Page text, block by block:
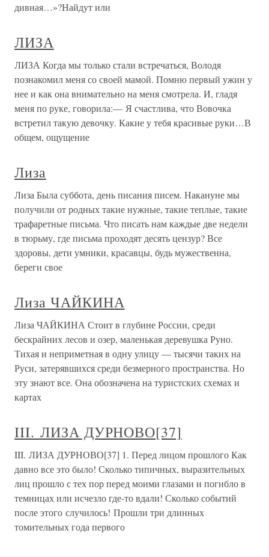
дивная…»?Найдут или
ЛИЗА
ЛИЗА Когда мы только стали встречаться, Володя
познакомил меня со своей мамой. Помню первый ужин у
нее и как она внимательно на меня смотрела. И, гладя
меня по руке, говорила:— Я счастлива, что Вовочка
встретил такую девочку. Какие у тебя красивые руки…В
общем, ощущение
Лиза
Лиза Была суббота, день писания писем. Накануне мы
получили от родных такие нужные, такие теплые, такие
трафаретные письма. Что писать нам каждые две недели
в тюрьму, где письма проходят десять цензур? Все
здоровы, дети умники, красавцы, будь мужественна,
береги свое
Лиза ЧАЙКИНА
Лиза ЧАЙКИНА Стоит в глубине России, среди
бескрайних лесов и озер, маленькая деревушка Руно.
Тихая и неприметная в одну улицу — тысячи таких на
Руси, затерявшихся среди безмерного пространства. Но
эту знают все. Она обозначена на туристских схемах и
картах
III. ЛИЗА ДУРНОВО[37]
III. ЛИЗА ДУРНОВО[37] 1. Перед лицом прошлого Как
давно все это было! Сколько типичных, выразительных
лиц прошло с тех пор перед моими глазами и погибло в
темницах или исчезло где-то вдали! Сколько событий
после этого случилось! Прошли три длинных
томительных года первого